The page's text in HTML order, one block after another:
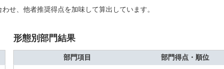
せ、他者推奨得点を加味して算出しています。
形態別部門結果
部門項目 部門得点・順位